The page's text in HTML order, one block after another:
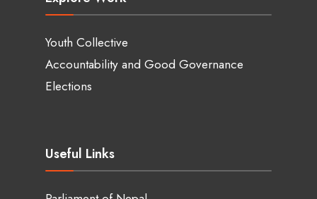
Youth Collective
Accountability and Good Governance
Elections
Useful Links